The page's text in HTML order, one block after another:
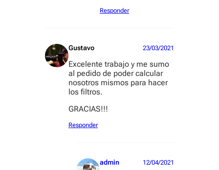
Responder
Gustavo 23/03/2021
Excelente trabajo y me sumo
al pedido de poder calcular
nosotros mismos para hacer
los filtros.
GRACIAS!!!
Responder
admin 12/04/2021